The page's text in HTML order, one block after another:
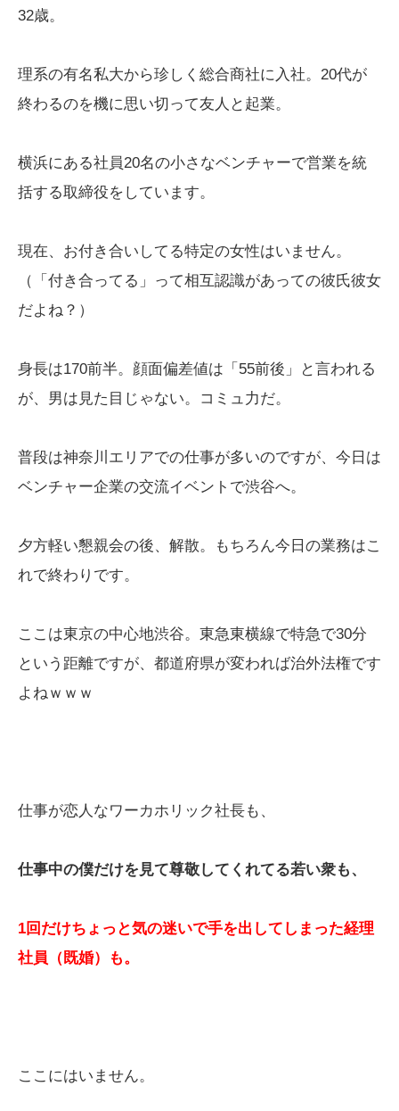
32歳。
理系の有名私大から珍しく総合商社に入社。20代が
終わるのを機に思い切って友人と起業。
横浜にある社員20名の小さなベンチャーで営業を統
括する取締役をしています。
現在、お付き合いしてる特定の女性はいません。
（「付き合ってる」って相互認識があっての彼氏彼女
だよね？）
身長は170前半。顔面偏差値は「55前後」と言われる
が、男は見た目じゃない。コミュ力だ。
普段は神奈川エリアでの仕事が多いのですが、今日は
ベンチャー企業の交流イベントで渋谷へ。
夕方軽い懇親会の後、解散。もちろん今日の業務はこ
れで終わりです。
ここは東京の中心地渋谷。東急東横線で特急で30分
という距離ですが、都道府県が変われば治外法権です
よねｗｗｗ
仕事が恋人なワーカホリック社長も、
仕事中の僕だけを見て尊敬してくれてる若い衆も、
1回だけちょっと気の迷いで手を出してしまった経理
社員（既婚）
も。
ここにはいません。